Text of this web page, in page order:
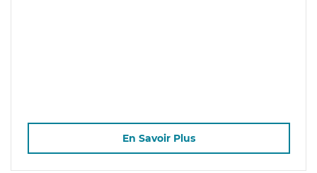
En Savoir Plus